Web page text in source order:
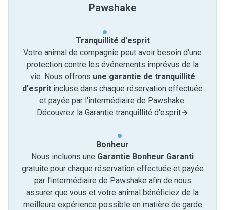
Pawshake
Tranquillité d'esprit
Votre animal de compagnie peut avoir besoin d'une
protection contre les événements imprévus de la
vie. Nous offrons une garantie de tranquillité
d'esprit incluse dans chaque réservation effectuée
et payée par l'intermédiaire de Pawshake.
Découvrez la Garantie tranquillité d'esprit
Bonheur
Nous incluons une Garantie Bonheur Garanti
gratuite pour chaque réservation effectuée et payée
par l'intermédiaire de Pawshake afin de nous
assurer que vous et votre animal bénéficiez de la
meilleure expérience possible en matière de garde